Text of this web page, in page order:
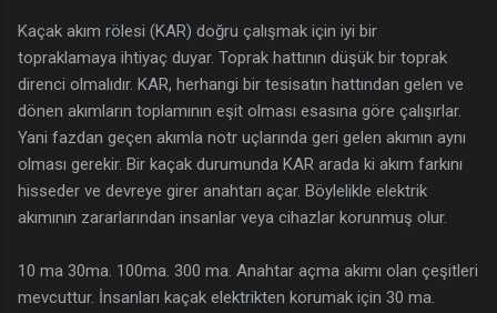
Kaçak akım rölesi (KAR) doğru çalışmak için iyi bir
topraklamaya ihtiyaç duyar. Toprak hattının düşük bir toprak
direnci olmalıdır. KAR, herhangi bir tesisatın hattından gelen ve
dönen akımların toplamının eşit olması esasına göre çalışırlar.
Yani fazdan geçen akımla notr uçlarında geri gelen akımın aynı
olması gerekir. Bir kaçak durumunda KAR arada ki akım farkını
hisseder ve devreye girer anahtarı açar. Böylelikle elektrik
akımının zararlarından insanlar veya cihazlar korunmuş olur.
10 ma 30ma. 100ma. 300 ma. Anahtar açma akımı olan çeşitleri
mevcuttur. İnsanları kaçak elektrikten korumak için 30 ma.